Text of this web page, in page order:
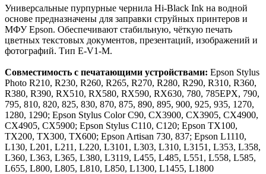
Универсальные пурпурные чернила Hi-Black Ink на водной
основе предназначены для заправки струйных принтеров и
МФУ Epson. Обеспечивают стабильную, чёткую печать
цветных текстовых документов, презентаций, изображений и
фотографий. Тип E-V1-M.
Совместимость с печатающими устройствами: Epson Stylus
Photo R210, R230, R260, R265, R270, R280, R290, R310, R360,
R380, R390, RX510, RX580, RX590, RX630, 780, 785EPX, 790,
795, 810, 820, 825, 830, 870, 875, 890, 895, 900, 925, 935, 1270,
1280, 1290; Epson Stylus Color C90, CX3900, CX3905, CX4900,
CX4905, CX5900; Epson Stylus C110, C120; Epson TX100,
TX200, TX300, TX600; Epson Artisan 730, 837; Epson L1110,
L130, L201, L211, L220, L3101, L303, L310, L3151, L353, L358,
L360, L363, L365, L380, L3119, L455, L485, L551, L558, L585,
L655, L800, L805, L810, L850, L1300, L1455, L1800